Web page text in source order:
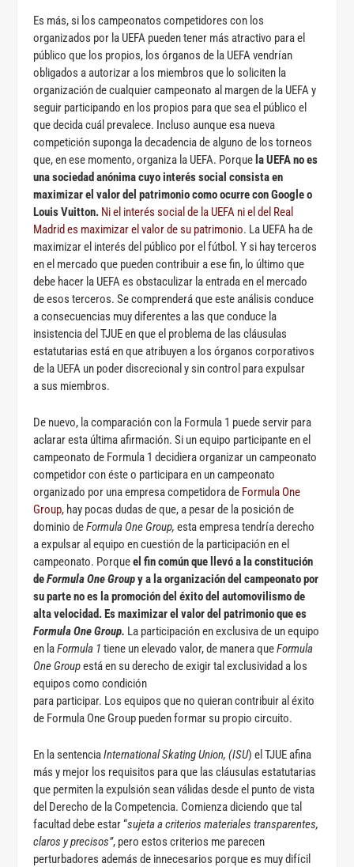
Es más, si los campeonatos competidores con los
organizados por la UEFA pueden tener más atractivo para el
público que los propios, los órganos de la UEFA vendrían
obligados a autorizar a los miembros que lo soliciten la
organización de cualquier campeonato al margen de la UEFA y
seguir participando en los propios para que sea el público el
que decida cuál prevalece. Incluso aunque esa nueva
competición suponga la decadencia de alguno de los torneos
que, en ese momento, organiza la UEFA. Porque la UEFA no es
una sociedad anónima cuyo interés social consista en
maximizar el valor del patrimonio como ocurre con Google o
Louis Vuitton. Ni el interés social de la UEFA ni el del Real
Madrid es maximizar el valor de su patrimonio. La UEFA ha de
maximizar el interés del público por el fútbol. Y si hay terceros
en el mercado que pueden contribuir a ese fin, lo último que
debe hacer la UEFA es obstaculizar la entrada en el mercado
de esos terceros. Se comprenderá que este análisis conduce
a consecuencias muy diferentes a las que conduce la
insistencia del TJUE en que el problema de las cláusulas
estatutarias está en que atribuyen a los órganos corporativos
de la UEFA un poder discrecional y sin control para expulsar
a sus miembros.
De nuevo, la comparación con la Formula 1 puede servir para
aclarar esta última afirmación. Si un equipo participante en el
campeonato de Formula 1 decidiera organizar un campeonato
competidor con éste o participara en un campeonato
organizado por una empresa competidora de Formula One
Group, hay pocas dudas de que, a pesar de la posición de
dominio deFormula One Group, esta empresa tendría derecho
a expulsar al equipo en cuestión de la participación en el
campeonato. Porqueel fin común que llevó a la constitución
deFormula One Groupy a la organización del campeonato por
su parte no es la promoción del éxito del automovilismode
alta velocidad. Es maximizar el valor del patrimonio que es
Formula One Group. La participación en exclusiva de un equipo
en laFormula 1tiene un elevado valor, de manera queFormula
One Groupestá en su derecho de exigir tal exclusividad a los
equipos como condición
para participar. Los equipos que no quieran contribuir al éxito
de Formula One Group pueden formar su propio circuito.
En la sentenciaInternational Skating Union, (ISU) el TJUE afina
más y mejor los requisitos para que las cláusulas estatutarias
que permiten la expulsión sean válidas desde el punto de vista
del Derecho de la Competencia. Comienza diciendo que tal
facultad debe estar “sujeta a criterios materiales transparentes,
claros y precisos”, pero estos criterios me parecen
perturbadores además de innecesarios porque es muy difícil